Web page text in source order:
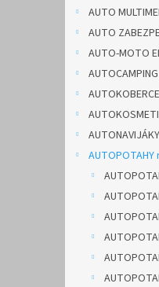
AUTO
AUTO
AUTO-MOTO
AUTOKOBERCE
AUTOPOTAHY